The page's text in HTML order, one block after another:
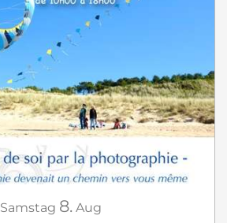
Samstag 8. Aug